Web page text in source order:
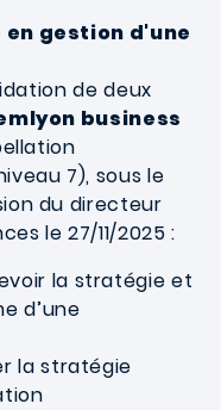
gestion d'une
de deux
business
7), sous le
du directeur
le 27/11/2025 :
la stratégie et
d’une
la stratégie